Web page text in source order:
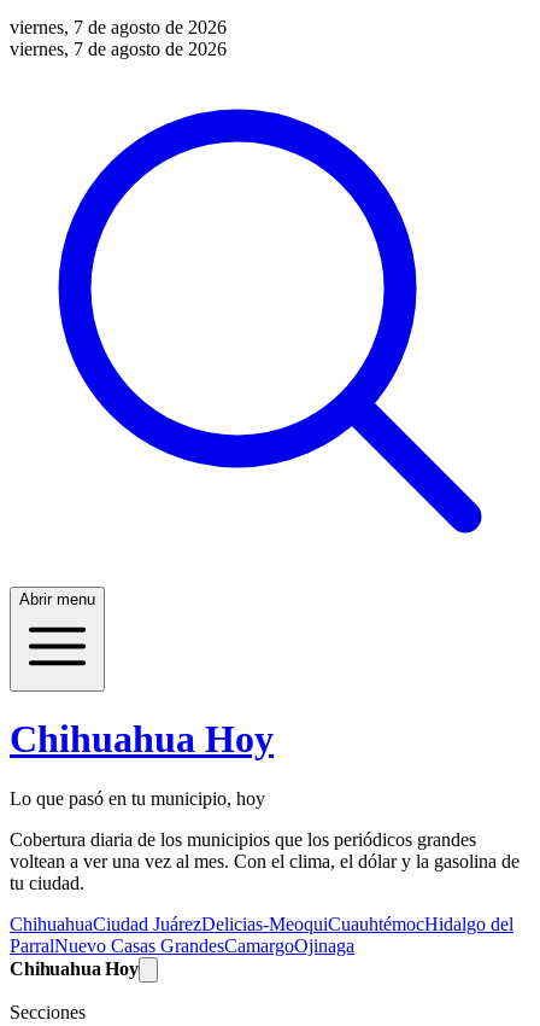
viernes, 7 de agosto de 2026
viernes, 7 de agosto de 2026
Abrir menu
Chihuahua Hoy
Lo que pasó en tu municipio, hoy
Cobertura diaria de los municipios que los periódicos grandes
voltean a ver una vez al mes. Con el clima, el dólar y la gasolina de
tu ciudad.
ChihuahuaCiudad JuárezDelicias-MeoquiCuauhtémocHidalgo del
ParralNuevo Casas GrandesCamargoOjinaga
Chihuahua Hoy
Secciones